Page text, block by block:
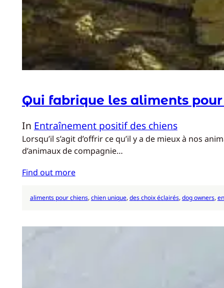
Qui fabrique les aliments
In Entraînement positif des chiens
Lorsqu’il s’agit d’offrir ce qu’il y a de mieux à nos
d’animaux de compagnie…
Find out more
aliments pour chiens, chien unique, des choix éclairés, dog owners,